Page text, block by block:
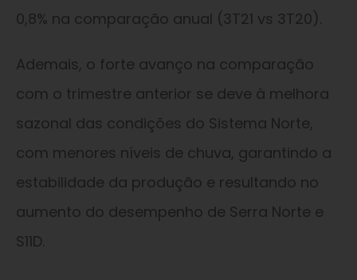
0,8% na comparação anual (3T21 vs 3T20).
Ademais, o forte avanço na comparação
com o trimestre anterior se deve à melhora
sazonal das condições do Sistema Norte,
com menores níveis de chuva, garantindo a
estabilidade da produção e resultando no
aumento do desempenho de Serra Norte e
S11D.